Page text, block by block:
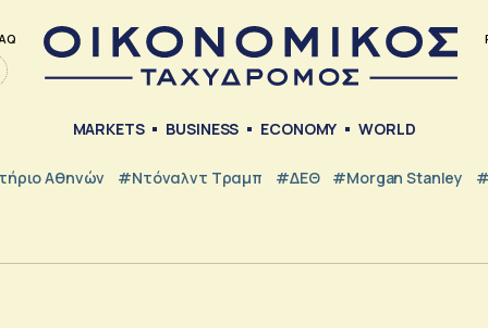
MARKETS BUSINESS ECONOMY WORLD
Αθηνών #Ντόναλντ Τραμπ #ΔΕΘ #Morgan Stanley